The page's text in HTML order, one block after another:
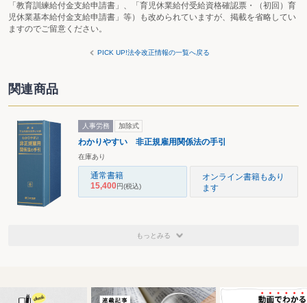
「教育訓練給付金支給申請書」、「育児休業給付受給資格確認票・（初回）育
児休業基本給付金支給申請書」等）も改められていますが、掲載を省略してい
ますのでご留意ください。
PICK UP!法令改正情報の一覧へ戻る
関連商品
人事労務 加除式
わかりやすい 非正規雇用関係法の手引
在庫あり
通常書籍
15,400円(税込)
オンライン書籍もあり
ます
もっとみる